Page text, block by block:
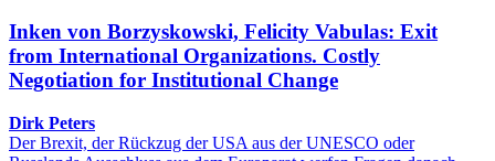
Inken von Borzyskowski, Felicity Vabulas: Exit
from International Organizations. Costly
Negotiation for Institutional Change
Dirk Peters
Der Brexit, der Rückzug der USA aus der UNESCO oder